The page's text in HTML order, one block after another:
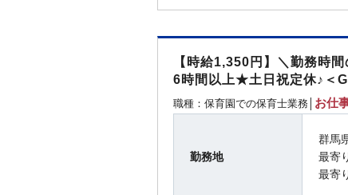
【時給1,350円】＼勤務時
6時間以上★土日祝定休♪＜
職種：保育園での保育士業務│ お仕
勤務地
群馬
最寄
最寄